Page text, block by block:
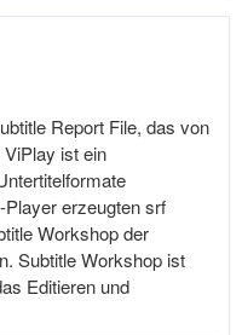
Report File, das von
ist ein
erzeugten srf
Workshop der
Subtitle Workshop ist
Editieren und